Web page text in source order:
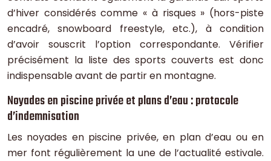
d’hiver considérés comme « à risques » (hors-piste
encadré, snowboard freestyle, etc.), à condition
d’avoir souscrit l’option correspondante. Vérifier
précisément la liste des sports couverts est donc
indispensable avant de partir en montagne.
Noyades en piscine privée et plans d’eau : protocole
d’indemnisation
Les noyades en piscine privée, en plan d’eau ou en
mer font régulièrement la une de l’actualité estivale.